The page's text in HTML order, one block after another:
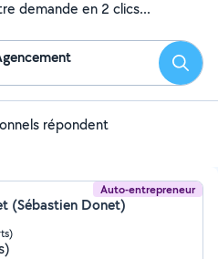
demande en 2 clics...
répondent
Auto-entrepreneur
(Sébastien Donet)